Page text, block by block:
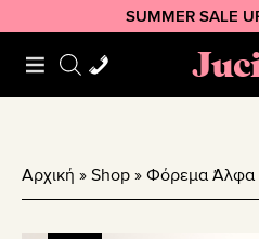
to
primary
to
main
to
footer
SUMMER SALE
Αρχική » Shop » Φόρεμα Άλφα